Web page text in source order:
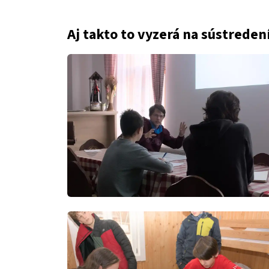
Aj takto to vyzerá na